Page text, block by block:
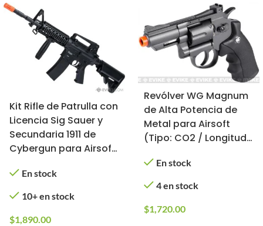
Kit Rifle de Patrulla con
Licencia Sig Sauer y
Secundaria 1911 de
Cybergun para Airsoft
En stock
10+ en stock
$1,890.00
Revólver WG Magnum
de Alta Potencia de
Metal para Airsoft
(Tipo: CO2 / Longitud:
En stock
4 en stock
$1,720.00